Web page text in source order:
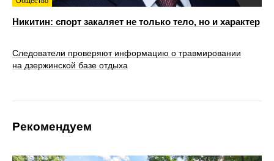
Никитин: спорт закаляет не только тело, но и характер
Следователи проверяют информацию о травмировании
на дзержинской базе отдыха
Рекомендуем